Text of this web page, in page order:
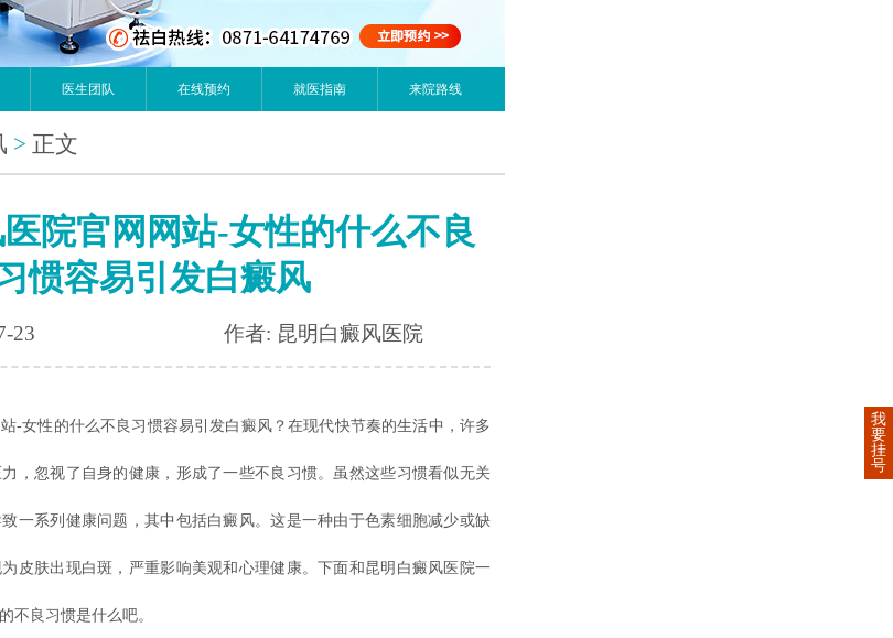
医生团队 在线预约 就医指南 来院路线
> 正文
院官网网站-女性的什么不良
惯容易引发白癜风
23 作者: 昆明白癜风医院
-女性的什么不良习惯容易引发白癜风？在现代快节奏的生活中，许多
，忽视了自身的健康，形成了一些不良习惯。虽然这些习惯看似无关
一系列健康问题，其中包括白癜风。这是一种由于色素细胞减少或缺
皮肤出现白斑，严重影响美观和心理健康。下面和昆明白癜风医院一
不良习惯是什么吧。
我
要
挂
号